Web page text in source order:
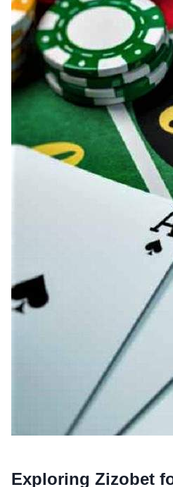
Exploring Zizobet